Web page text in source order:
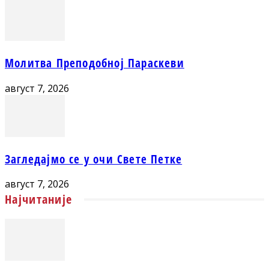
Молитва Преподобној Параскеви
август 7, 2026
Загледајмо се у очи Свете Петке
август 7, 2026
Најчитаније